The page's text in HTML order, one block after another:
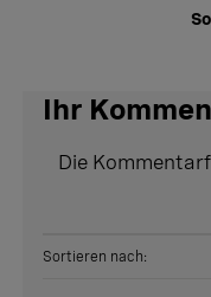
Ihr
Die
Sortieren nach: